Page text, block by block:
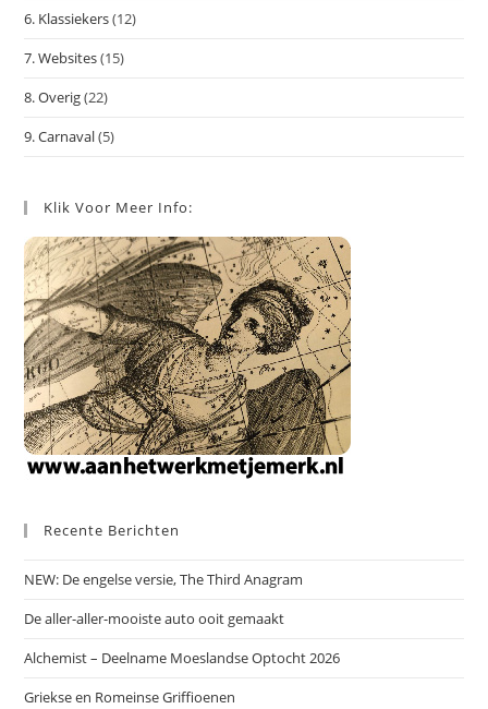
6. Klassiekers(12)
7. Websites(15)
8. Overig(22)
9. Carnaval(5)
Klik Voor Meer Info:
Recente Berichten
NEW: De engelse versie, The Third Anagram
De aller-aller-mooiste auto ooit gemaakt
Alchemist – Deelname Moeslandse Optocht 2026
Griekse en Romeinse Griffioenen